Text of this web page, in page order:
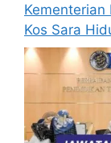
Kementerian
Kos Sara